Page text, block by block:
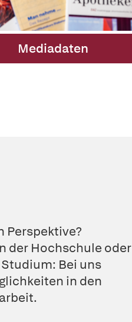
Mediadaten
Perspektive?
der Hochschule oder
Bei uns
in den